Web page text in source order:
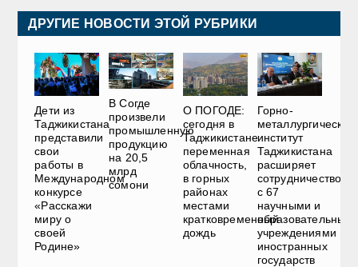
ДРУГИЕ НОВОСТИ ЭТОЙ РУБРИКИ
Дети из
Таджикистана
представили
свои
работы в
Международном
конкурсе
«Расскажи
миру о
своей
Родине»
В Согде
произвели
промышленную
продукцию
на 20,5
млрд
сомони
О ПОГОДЕ:
сегодня в
Таджикистане
переменная
облачность,
в горных
районах
местами
кратковременный
дождь
Горно-
металлургический
институт
Таджикистана
расширяет
сотрудничество
с 67
научными и
учреждениями
иностранных
государств